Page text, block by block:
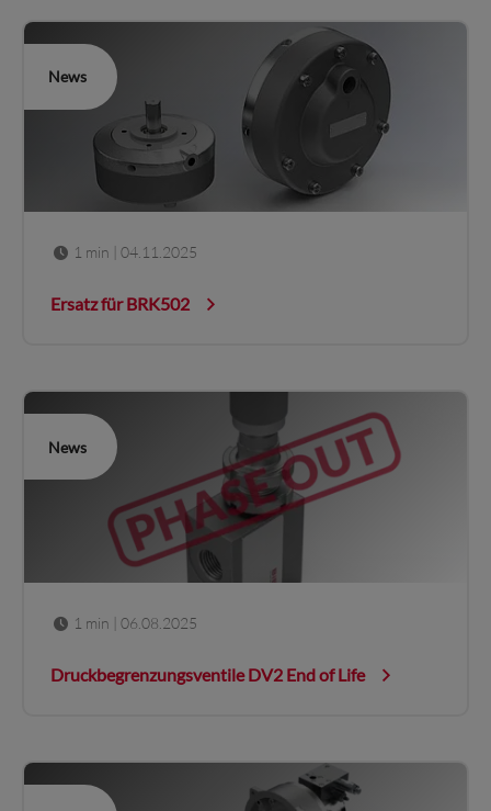
News
1 min | 04.11.2025
Ersatz für BRK502
News
1 min | 06.08.2025
Druckbegrenzungsventile DV2 End of Life